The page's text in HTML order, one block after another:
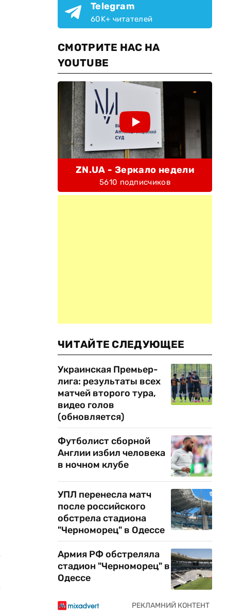
Telegram
60K+ читателей
СМОТРИТЕ НАС НА
YOUTUBE
ZN.UA - Зеркало недели
5610 подписчиков
ЧИТАЙТЕ СЛЕДУЮЩЕЕ
Украинская Премьер-
лига: результаты всех
матчей второго тура,
видео голов
(обновляется)
Футболист сборной
Англии избил человека
в ночном клубе
УПЛ перенесла матч
после российского
обстрела стадиона
"Черноморец" в Одессе
Армия РФ обстреляла
стадион "Черноморец" в
Одессе